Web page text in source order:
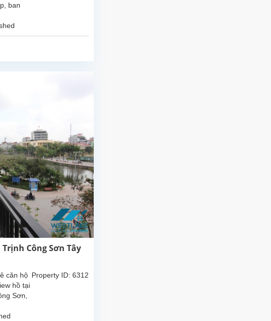
ban
mát,
Hồ tại
sử
Công Sơn Tây
Property ID: 6312
căn hộ
hồ tại
Sơn,
được